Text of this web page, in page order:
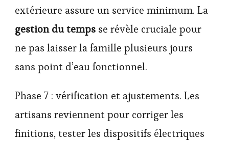
extérieure assure un service minimum. La
gestion du temps se révèle cruciale pour
ne pas laisser la famille plusieurs jours
sans point d’eau fonctionnel.
Phase 7 : vérification et ajustements. Les
artisans reviennent pour corriger les
finitions, tester les dispositifs électriques